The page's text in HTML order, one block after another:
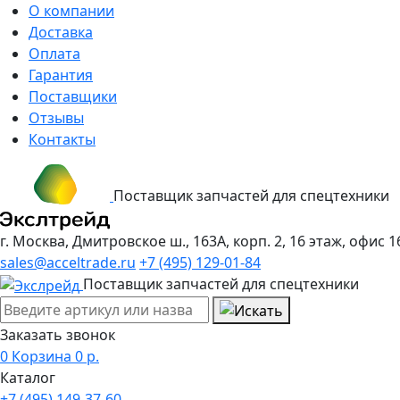
О компании
Доставка
Оплата
Гарантия
Поставщики
Отзывы
Контакты
Поставщик запчастей для спецтехники
г. Москва, Дмитровское ш., 163А, корп. 2, 16 этаж, офис
sales@acceltrade.ru +7 (495) 129-01-84
Поставщик запчастей для спецтехники
Заказать звонок
0 Корзина 0 р.
Каталог